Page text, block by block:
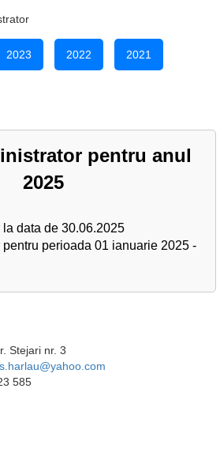
2023 2022 2021
pentru anul
2025
data de 30.06.2025
perioada 01 ianuarie 2025 -
Stejari nr. 3
585